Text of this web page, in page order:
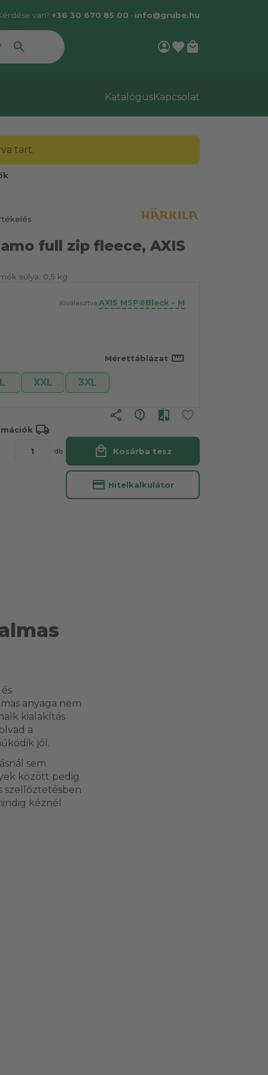
van? +36 30 670 85 00 • info@grube.hu
account_circlefavorite local_mall
KatalógusKapcsolat
tart.
full zip fleece, AXIS
súlya: 0,5 kg
Kiválasztva:AXIS MSP®Black - M
Mérettáblázat straighten
XXL 3XL
share
local_shipping
db local_mall Kosárba tesz
credit_card Hitelkalkulátor
anyaga nem
kialakítás
a
jól.
sem
között pedig
szellőztetésben
kéznél